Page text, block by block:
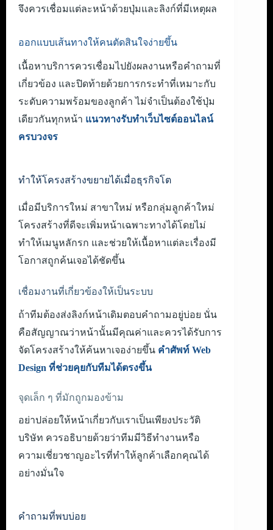
จึงควรเชื่อมแต่ละหน้าด้วยปุ่มและลิงก์ที่มีเหตุผล
ออกแบบเส้นทางให้คนตัดสินใจง่ายขึ้น
เนื้อหาบริการควรเชื่อมไปยังผลงานหรือคำถามที่
เกี่ยวข้อง และปิดท้ายด้วยการกระทำที่เหมาะกับ
ระดับความพร้อมของลูกค้า ไม่จำเป็นต้องใช้ปุ่ม
เดียวกันทุกหน้า แนวทางรับทำเว็บไซต์ออนไลน์
ครบวงจร
ทำให้โครงสร้างขยายได้เมื่อธุรกิจโต
เมื่อมีบริการใหม่ สาขาใหม่ หรือกลุ่มลูกค้าใหม่
โครงสร้างที่ดีจะเพิ่มหน้าเฉพาะทางได้โดยไม่
ทำให้เมนูหลักรก และช่วยให้เนื้อหาแต่ละเรื่องมี
โอกาสถูกค้นเจอได้ชัดขึ้น
เชื่อมงานที่เกี่ยวข้องให้เป็นระบบ
ถ้าทีมต้องส่งลิงก์หน้าเดิมตอบคำถามอยู่บ่อย นั่น
คือสัญญาณว่าหน้านั้นมีคุณค่าและควรได้รับการ
จัดโครงสร้างให้ค้นหาเจอง่ายขึ้น คำศัพท์ Web
Design ที่ช่วยคุยกับทีมได้ตรงขึ้น
จุดเล็ก ๆ ที่มักถูกมองข้าม
อย่าปล่อยให้หน้าเกี่ยวกับเราเป็นเพียงประวัติ
บริษัท ควรอธิบายด้วยว่าทีมมีวิธีทำงานหรือ
ความเชี่ยวชาญอะไรที่ทำให้ลูกค้าเลือกคุณได้
อย่างมั่นใจ
คำถามที่พบบ่อย